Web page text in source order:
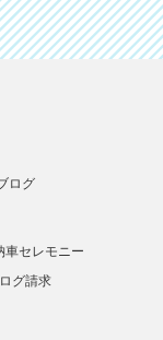
ログ
車セレモニー
グ請求